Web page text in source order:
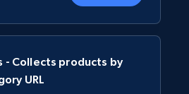
- Collects products by
URL